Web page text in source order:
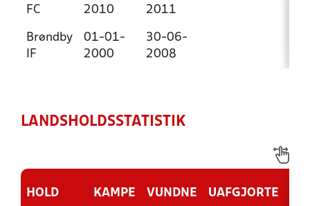
FC
2010
2011
Brøndby
IF
01-01-
2000
30-06-
2008
LANDSHOLDSSTATISTIK
HOLD KAMPE VUNDNE UAFGJORTE